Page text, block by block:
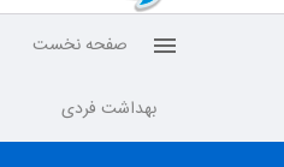
صفحه نخست
بهداشت فردی